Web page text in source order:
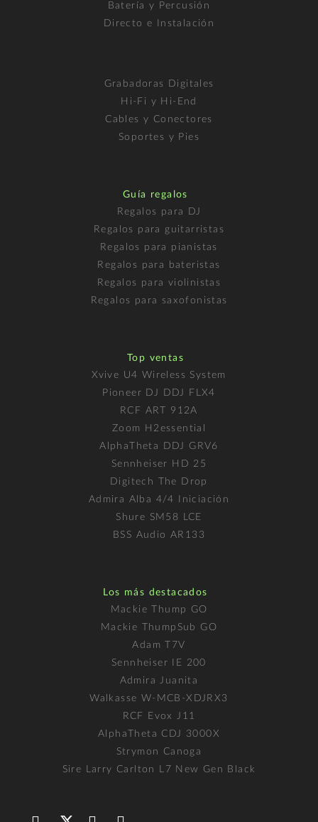
Batería y Percusión
Directo e Instalación
Grabadoras Digitales
Hi-Fi y Hi-End
Cables y Conectores
Soportes y Pies
Guía regalos
Regalos para DJ
Regalos para guitarristas
Regalos para pianistas
Regalos para bateristas
Regalos para violinistas
Regalos para saxofonistas
Top ventas
Xvive U4 Wireless System
Pioneer DJ DDJ FLX4
RCF ART 912A
Zoom H2essential
AlphaTheta DDJ GRV6
Sennheiser HD 25
Digitech The Drop
Admira Alba 4/4 Iniciación
Shure SM58 LCE
BSS Audio AR133
Los más destacados
Mackie Thump GO
Mackie ThumpSub GO
Adam T7V
Sennheiser IE 200
Admira Juanita
Walkasse W-MCB-XDJRX3
RCF Evox J11
AlphaTheta CDJ 3000X
Strymon Canoga
Sire Larry Carlton L7 New Gen Black